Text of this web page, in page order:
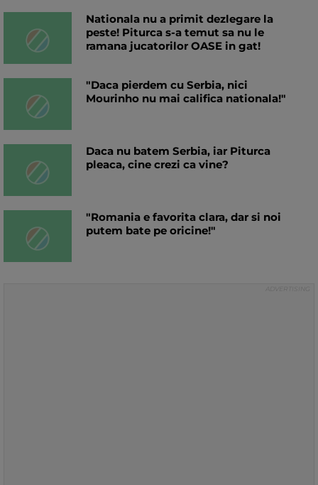
Nationala nu a primit dezlegare la
peste! Piturca s-a temut sa nu le
ramana jucatorilor OASE in gat!
"Daca pierdem cu Serbia, nici
Mourinho nu mai califica nationala!"
Daca nu batem Serbia, iar Piturca
pleaca, cine crezi ca vine?
"Romania e favorita clara, dar si noi
putem bate pe oricine!"